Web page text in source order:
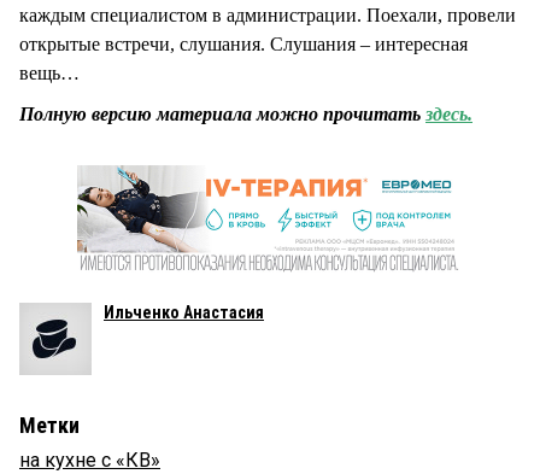
каждым специалистом в администрации. Поехали, провели
открытые встречи, слушания. Слушания – интересная
вещь…
Полную версию материала можно прочитать здесь.
Ильченко Анастасия
Метки
на кухне с «КВ»